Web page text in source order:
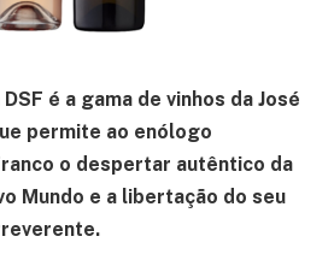
é a gama de vinhos da José
permite ao enólogo
o despertar autêntico da
Mundo e a libertação do seu